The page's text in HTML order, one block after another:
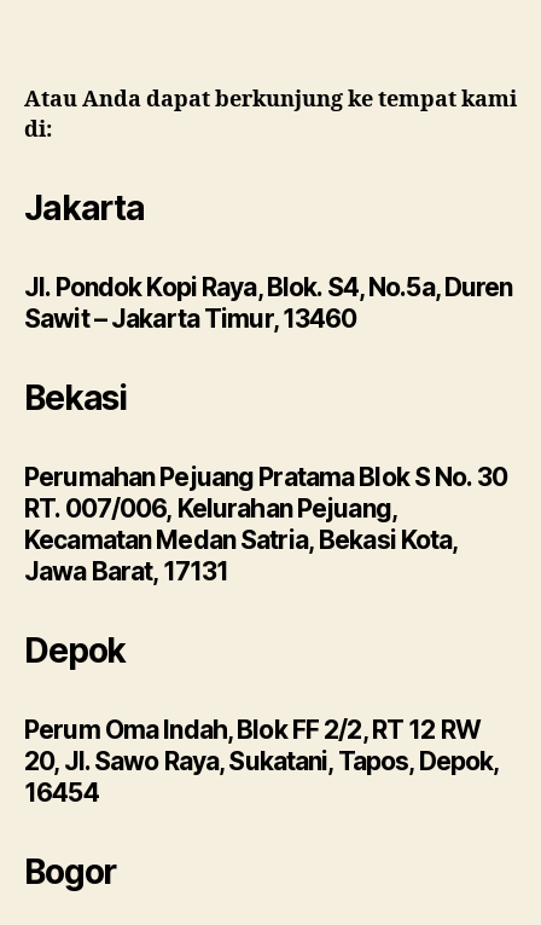
Atau Anda dapat berkunjung ke tempat kami
di:
Jakarta
Jl. Pondok Kopi Raya, Blok. S4, No.5a, Duren
Sawit – Jakarta Timur, 13460
Bekasi
Perumahan Pejuang Pratama Blok S No. 30
RT. 007/006, Kelurahan Pejuang,
Kecamatan Medan Satria, Bekasi Kota,
Jawa Barat, 17131
Depok
Perum Oma Indah, Blok FF 2/2, RT 12 RW
20, Jl. Sawo Raya, Sukatani, Tapos, Depok,
16454
Bogor